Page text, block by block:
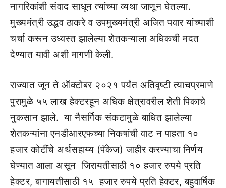
नागरिकांशी संवाद साधून त्यांच्या व्यथा जाणून घेतल्या.
मुख्यमंत्री उद्धव ठाकरे व उपमुख्यमंत्री अजित पवार यांच्याशी
चर्चा करून उध्वस्त झालेल्या शेतकऱ्याला अधिकची मदत
देण्यात यावी अशी मागणी केली.
राज्यात जून ते ऑक्टोबर २०२१ पर्यंत अतिवृष्टी त्याचप्रमाणे
पुरामुळे ५५ लाख हेक्टरहून अधिक क्षेत्रावरील शेती पिकाचे
नुकसान झाले. या नैसर्गिक संकटामुळे बाधित झालेल्या
शेतकऱ्यांना एनडीआरएफच्या निकषांची वाट न पाहता १०
हजार कोटींचे अर्थसहाय्य (पॅकेज) जाहीर करण्याचा निर्णय
घेण्यात आला असून जिरायतीसाठी १० हजार रुपये प्रति
हेक्टर, बागायतीसाठी १५ हजार रुपये प्रति हेक्टर, बहुवार्षिक